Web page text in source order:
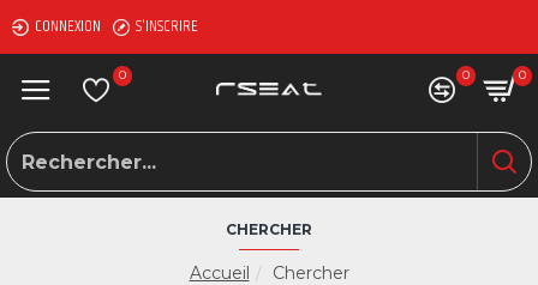
CONNEXION S'INSCRIRE
0 0 0
Accueil Chercher
CHERCHER